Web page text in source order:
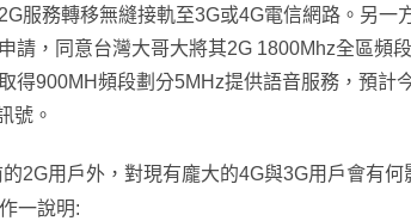
服務轉移無縫接軌至3G或4G電信網路。 另一
請，同意台灣大哥大將其2G 1800Mhz全區頻
得900MH頻段劃分5MHz提供語音服務，預計
號。
2G用戶外，對現有龐大的4G與3G用戶會有
一說明: